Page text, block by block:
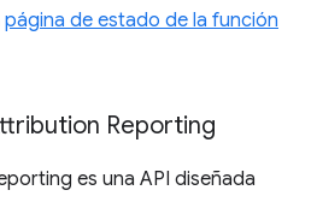
página de estado de la función
Reporting
es una API diseñada